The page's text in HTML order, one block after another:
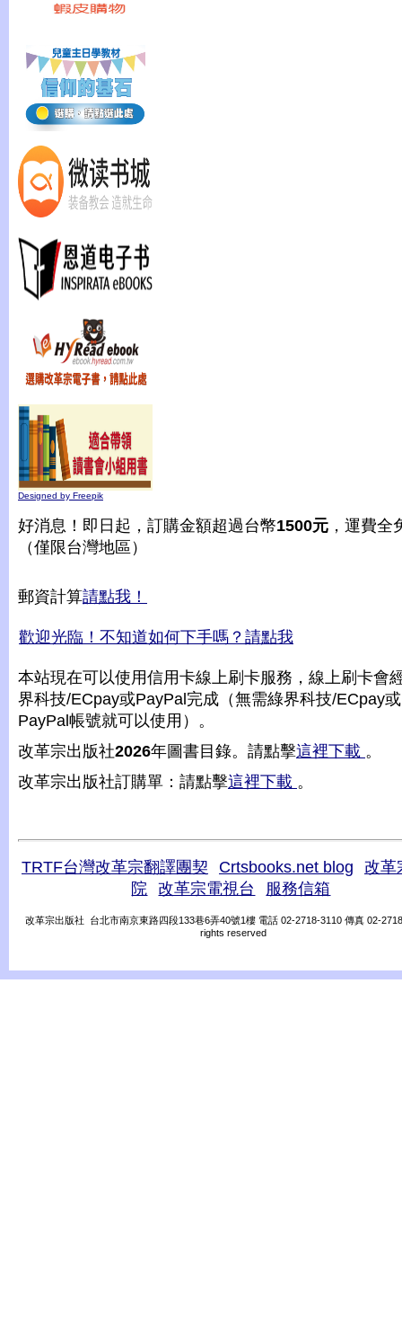
Designed by Freepik
好消息！即日起，訂購金額超過台幣1500元 ，運費全
（僅限台灣地區）
郵資計算請點我！
歡迎光臨！不知道如何下手嗎？請點我
本站現在可以使用信用卡線上刷卡服務，線上刷卡會
界科技/ECpay或PayPal完成（無需綠界科技/ECpay或
PayPal帳號就可以使用）。
改革宗出版社2026年圖書目錄。請點擊這裡下載 。
改革宗出版社訂購單：請點擊這裡下載 。
TRTF台灣改革宗翻譯團契 Crtsbooks.net blog
改革
院
改革宗電視台 服務信箱
改革宗出版社 台北市南京東路四段133巷6弄40號1樓 電話 02-2718-3110 傳真 02-
rights reserved